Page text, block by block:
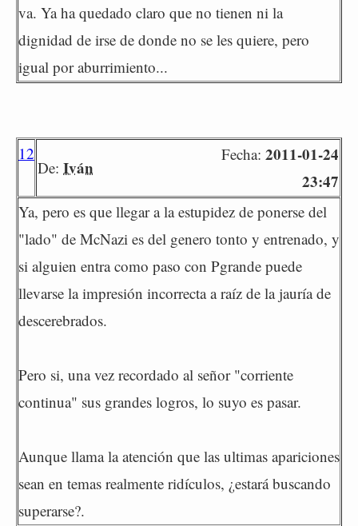
va. Ya ha quedado claro que no tienen ni la
dignidad de irse de donde no se les quiere, pero
igual por aburrimiento...
12
De: Iván
Fecha: 2011-01-24
23:47
Ya, pero es que llegar a la estupidez de ponerse del
"lado" de McNazi es del genero tonto y entrenado, y
si alguien entra como paso con Pgrande puede
llevarse la impresión incorrecta a raíz de la jauría de
descerebrados.
Pero si, una vez recordado al señor "corriente
continua" sus grandes logros, lo suyo es pasar.
Aunque llama la atención que las ultimas apariciones
sean en temas realmente ridículos, ¿estará buscando
superarse?.